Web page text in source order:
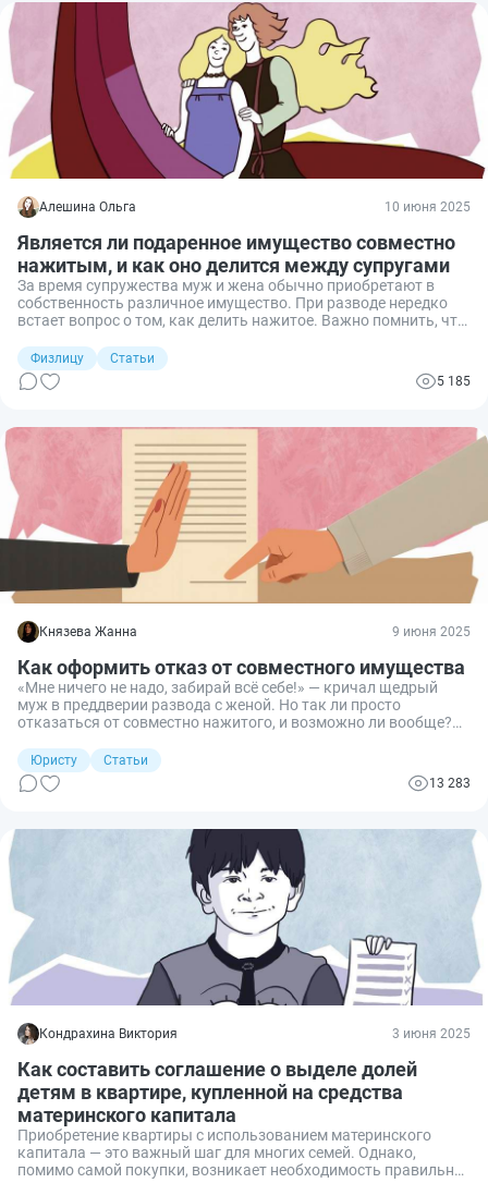
Алешина Ольга 10 июня 2025
Является ли подаренное имущество совместно
нажитым, и как оно делится между супругами
За время супружества муж и жена обычно приобретают в
собственность различное имущество. При разводе нередко
встает вопрос о том, как делить нажитое. Важно помнить, что
имуществом и разделу не подлежат. Разберем один из
наиболее распространенных случаев — имущество,
полученное в порядке дарения.
Физлицу
Статьи
5 185
Князева Жанна 9 июня 2025
Как оформить отказ от совместного имущества
«Мне ничего не надо, забирай всё себе!» — кричал щедрый
муж в преддверии развода с женой. Но так ли просто
отказаться от совместно нажитого, и возможно ли вообще?
Юристу
Статьи
13 283
Кондрахина Виктория 3 июня 2025
Как составить соглашение о выделе долей
детям в квартире, купленной на средства
материнского капитала
Приобретение квартиры с использованием материнского
капитала — это важный шаг для многих семей. Однако,
помимо самой покупки, возникает необходимость правильно